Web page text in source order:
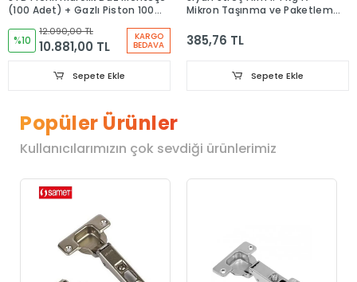
(100 Adet) + Gazlı Piston 100N
%10
12.090,00 TL
10.881,00 TL
KARGO
BEDAVA
Sepete Ekle
Mikron Taşınma ve Paketleme
385,76 TL
Sepete Ekle
Popüler Ürünler
Kullanıcılarımızın çok sevdiği ürünlerimiz